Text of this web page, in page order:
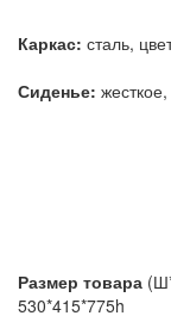
Каркас: сталь,
Сиденье:
Размер товара
530*415*775h